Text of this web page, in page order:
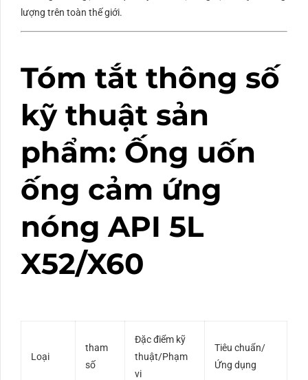
lượng trên toàn thế giới.
Tóm tắt thông số
kỹ thuật sản
phẩm: Ống uốn
ống cảm ứng
nóng API 5L
X52/X60
Loại
tham
số
Đặc điểm kỹ
thuật/Phạm
vi
Tiêu chuẩn/
Ứng dụng